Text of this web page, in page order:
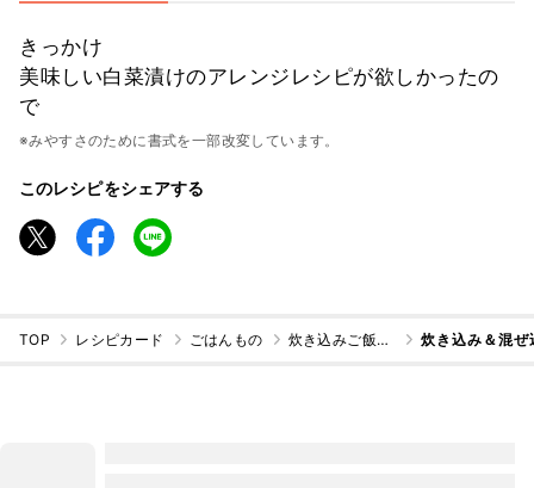
きっかけ
美味しい白菜漬けのアレンジレシピが欲しかったの
で
※みやすさのために書式を一部改変しています。
このレシピをシェアする
TOP レシピカード ごはんもの 炊き込みご飯・混ぜご飯 炊き込み＆混